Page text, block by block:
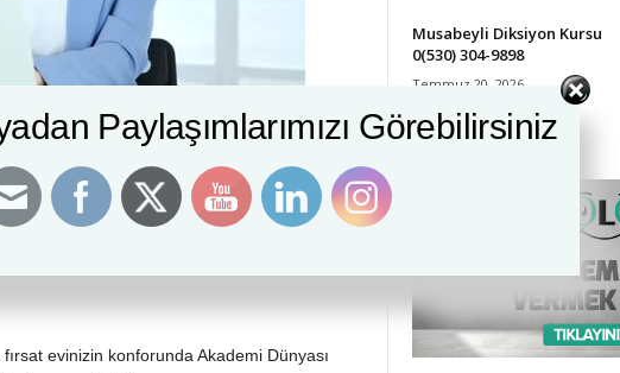
evinizin konforunda Akademi Dünyası
Musabeyli Diksiyon Kursu
0(530) 304-9898
Temmuz 20, 2026
Paylaşımlarımızı Görebilirsiniz